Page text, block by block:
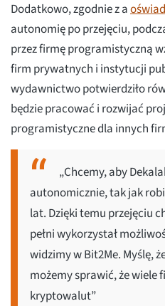
Dodatkowo, zgodnie z a
autonomię po przejęciu,
przez firmę programistyczną
firm prywatnych i instytucji
wydawnictwo potwierdziło
będzie pracować i rozwijać
programistyczne dla innych
„Chcemy, aby
autonomicznie, tak jak
lat. Dzięki temu przejęciu
pełni wykorzystał
widzimy w Bit2Me. Myślę,
możemy sprawić, że wiele
kryptowalut”